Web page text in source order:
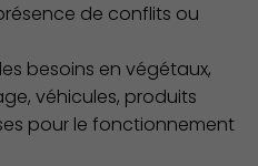
de conflits ou
besoins en végétaux,
véhicules, produits
pour le fonctionnement